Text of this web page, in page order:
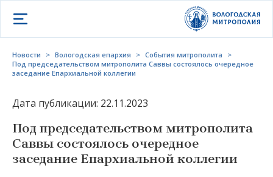
Открыть меню
Новости > Вологодская епархия > События митрополита
>
Под председательством митрополита Саввы состоялось очередное
заседание Епархиальной коллегии
Дата публикации: 22.11.2023
Под председательством митрополита
Саввы состоялось очередное
заседание Епархиальной коллегии